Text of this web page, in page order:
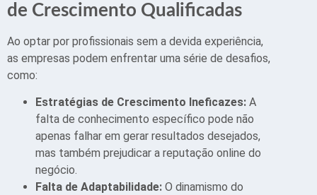
de Crescimento Qualificadas
Ao optar por profissionais sem a devida experiência,
as empresas podem enfrentar uma série de desafios,
como:
Estratégias de Crescimento Ineficazes: A
falta de conhecimento específico pode não
apenas falhar em gerar resultados desejados,
mas também prejudicar a reputação online do
negócio.
Falta de Adaptabilidade: O dinamismo do